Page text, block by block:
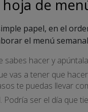
de
papel, en el
el menú
sabes hacer y
vas a tener que
te puedas llevar
Podría ser el día que